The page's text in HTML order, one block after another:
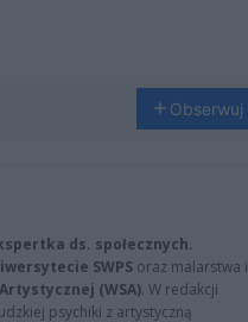
Obserwuj
ds. społecznych.
SWPS oraz malarstwa i
(WSA). W redakcji
psychiki z artystyczną